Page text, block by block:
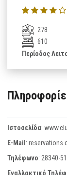
278
610
Περίοδος
Ιστοσελίδα:
E-Mail:
Τηλέφωνο: 28340-
Εναλλακτικό